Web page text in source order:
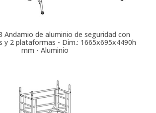
Andamio de aluminio de seguridad con
y 2 plataformas - Dim.: 1665x695x4490h
mm - Aluminio